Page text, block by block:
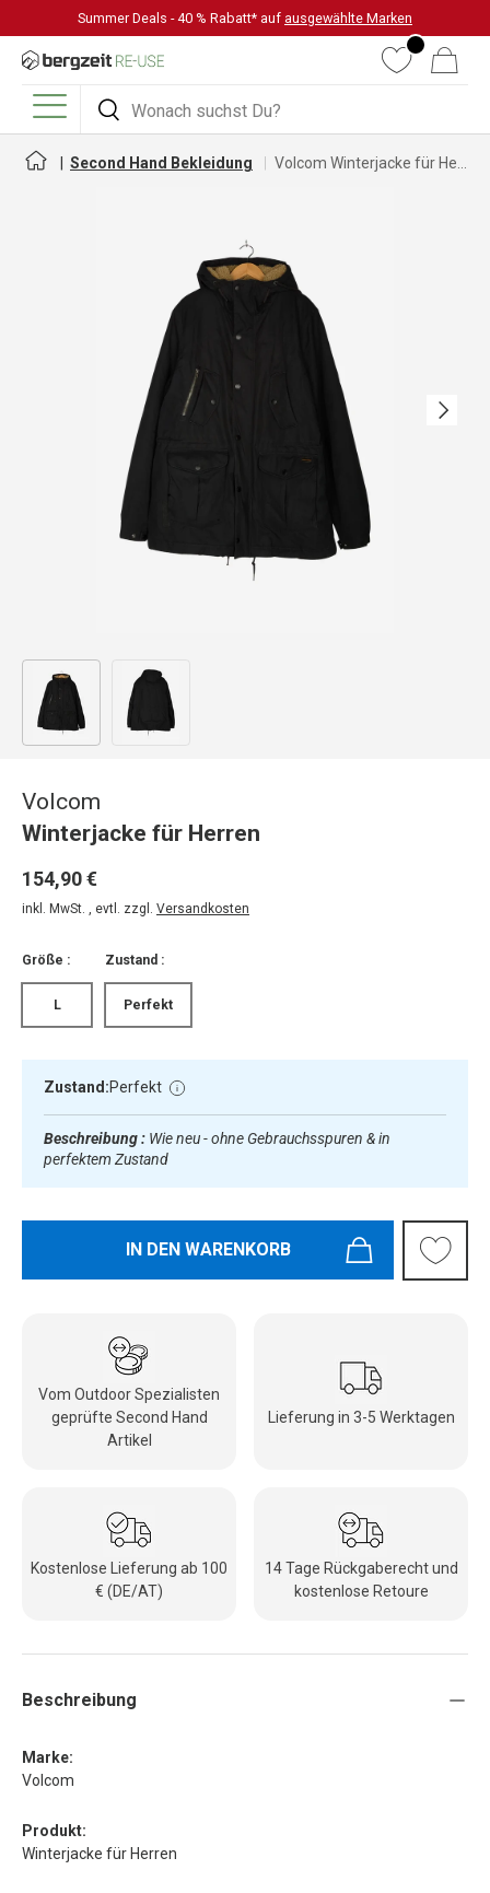
DIREKT ZUM INHALT
Summer Deals - 40 % Rabatt* auf ausgewählte Marken
Suchen
Suchen
WunschlisteWarenkorb
Menü
Second Hand Bekleidung
Nächste
Bild 1 in Galerieansicht laden
Volcom
Winterjacke für Herren
154,90 €
inkl. MwSt. , evtl. zzgl. Versandkosten
Größe :
L
Zustand :
Perfekt
Zustand:Perfekt
Beschreibung : Wie neu - ohne Gebrauchsspuren & in
perfektem Zustand
IN DEN WARENKORB
Vom Outdoor Spezialisten
geprüfte Second Hand
Artikel
Lieferung in 3-5 Werktagen
Kostenlose Lieferung ab 100
€ (DE/AT)
14 Tage Rückgaberecht und
kostenlose Retoure
Beschreibung
Marke:
Volcom
Produkt:
Winterjacke für Herren